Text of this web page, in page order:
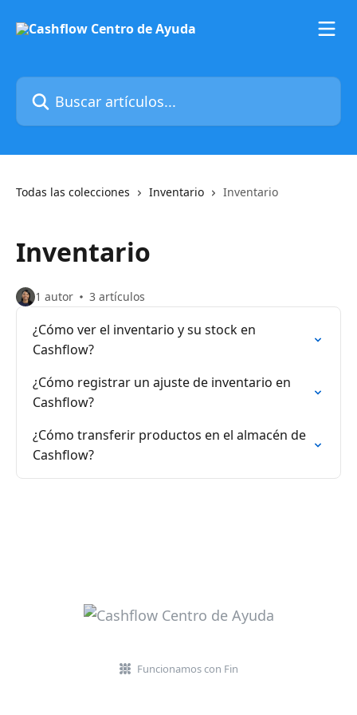
Buscar artículos...
Todas las colecciones Inventario Inventario
Inventario
1 autor 3 artículos
¿Cómo ver el inventario y su stock en
Cashflow?
¿Cómo registrar un ajuste de inventario en
Cashflow?
¿Cómo transferir productos en el almacén de
Cashflow?
Funcionamos con Fin